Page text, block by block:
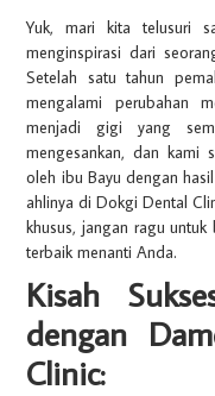
Yuk, mari kita telusuri
menginspirasi dari
Setelah satu tahun
mengalami perubahan
menjadi gigi yang
mengesankan, dan kami
oleh ibu Bayu dengan
ahlinya di Dokgi Dental
khusus, jangan ragu
terbaik menanti Anda.
Kisah
dengan
Clinic: